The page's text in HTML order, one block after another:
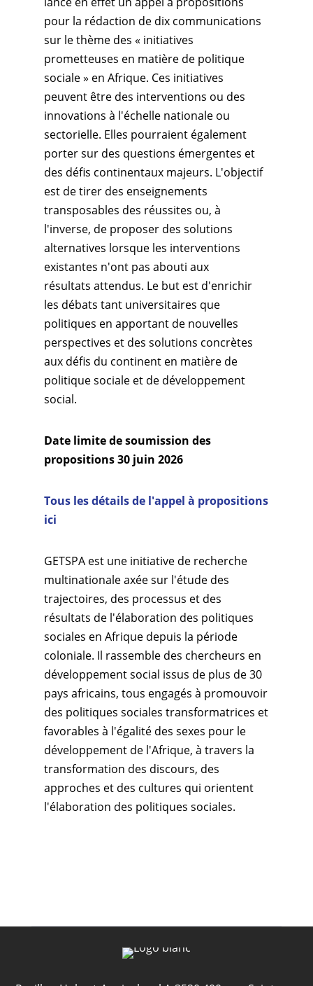
pour la rédaction de dix communications
sur le thème des « initiatives
prometteuses en matière de politique
sociale » en Afrique. Ces initiatives
peuvent être des interventions ou des
innovations à l'échelle nationale ou
sectorielle. Elles pourraient également
porter sur des questions émergentes et
des défis continentaux majeurs. L'objectif
est de tirer des enseignements
transposables des réussites ou, à
l'inverse, de proposer des solutions
alternatives lorsque les interventions
existantes n'ont pas abouti aux
résultats attendus. Le but est d'enrichir
les débats tant universitaires que
politiques en apportant de nouvelles
perspectives et des solutions concrètes
aux défis du continent en matière de
politique sociale et de développement
social.
Date limite de soumission des
propositions 30 juin 2026
Tous les détails de l'appel à propositions
ici
GETSPA est une initiative de recherche
multinationale axée sur l'étude des
trajectoires, des processus et des
résultats de l'élaboration des politiques
sociales en Afrique depuis la période
coloniale. Il rassemble des chercheurs en
développement social issus de plus de 30
pays africains, tous engagés à promouvoir
des politiques sociales transformatrices et
favorables à l'égalité des sexes pour le
développement de l'Afrique, à travers la
transformation des discours, des
approches et des cultures qui orientent
l'élaboration des politiques sociales.